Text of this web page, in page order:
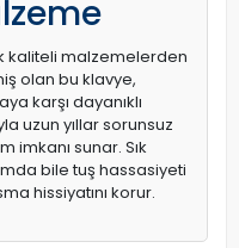
kaliteli malzemelerden
olan bu klavye,
karşı dayanıklı
uzun yıllar sorunsuz
imkanı sunar. Sık
bile tuş hassasiyeti
hissiyatını korur.